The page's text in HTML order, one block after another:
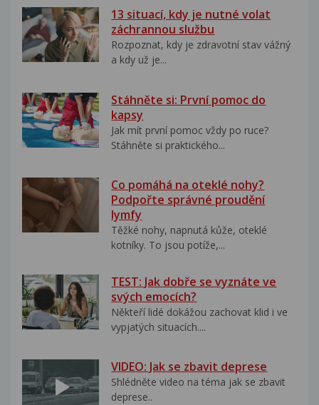
13 situací, kdy je nutné volat
záchrannou službu
Rozpoznat, kdy je zdravotní stav vážný
a kdy už je...
Stáhněte si: První pomoc do
kapsy
Jak mít první pomoc vždy po ruce?
Stáhněte si praktického...
Co pomáhá na oteklé nohy?
Podpořte správné proudění
lymfy
Těžké nohy, napnutá kůže, oteklé
kotníky. To jsou potíže,...
TEST: Jak dobře se vyznáte ve
svých emocích?
Někteří lidé dokážou zachovat klid i ve
vypjatých situacích....
VIDEO: Jak se zbavit deprese
Shlédněte video na téma jak se zbavit
deprese..